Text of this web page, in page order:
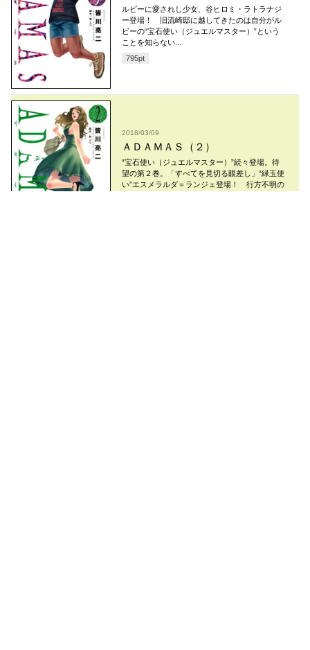
ルビーに愛されし少女、谷ヒロミ・ラトラナジ
ー登場！ 旧流崎邸に越してきたのは自分がル
ビーの“宝石使い（ジュエルマスター）”という
ことを知らない...
795pt
2018/03/09
ＡＤＡＭＡＳ（２）
“宝石使い（ジュエルマスター）”続々登場。待
望の第２巻。「すべてを見切る眼差し」“緑玉使
い”エスメラルダ＝ランジェ登場！ 行方不明の